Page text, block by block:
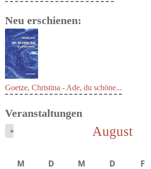
Neu erschienen:
Goetze, Christina - Ade, du schöne...
Veranstaltungen
August
«
M D M D F